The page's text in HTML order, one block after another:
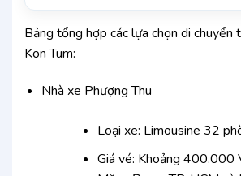
Bảng tổng hợp các lựa chọn di
Kon Tum:
Nhà xe Phượng Thu
Loại xe: Limousine 32
Giá vé: Khoảng 400.000